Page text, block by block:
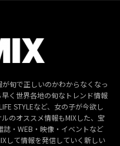
旬で正しいのかわからなくなっ
く世界各地の旬なトレンド情報
STYLEなど、女の子が今欲し
のオススメ情報もMIXした、宝
・WEB・映像・イベントなど
して情報を発信していく新しい